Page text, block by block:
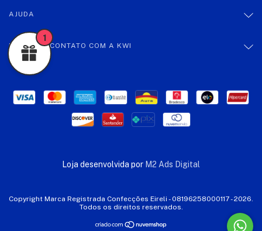
AJUDA
ENTRE EM CONTATO COM A KWI
Loja desenvolvida por M2 Ads Digital
Copyright Marca Registrada Confecções Eireli - 08196258000117 - 2026.
Todos os direitos reservados.
1